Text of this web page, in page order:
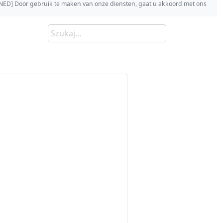
Door gebruik te maken van onze diensten, gaat u akkoord met ons